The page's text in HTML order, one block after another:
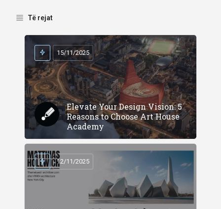
Të rejat
Elevate Your Design Vision: 5
Reasons to Choose Art House
Academy
15/11/2025
12/11/2025